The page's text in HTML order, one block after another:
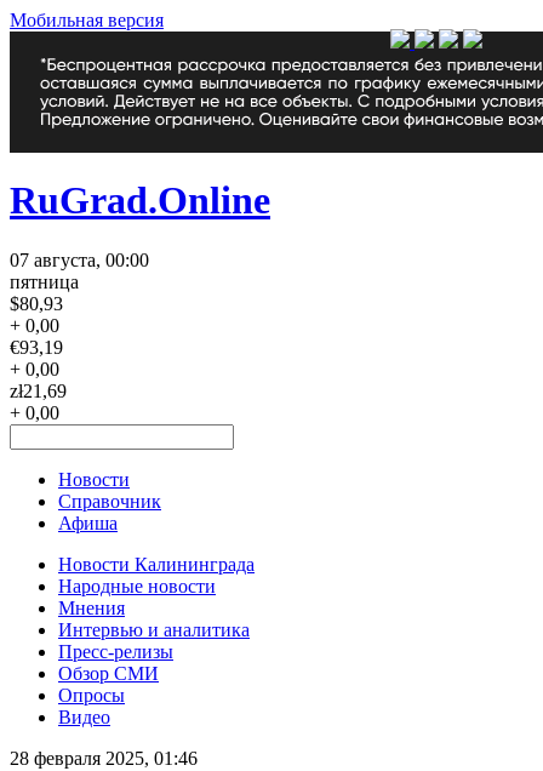
Мобильная версия
RuGrad.Online
07 августа, 00:00
пятница
$80,93
+ 0,00
€93,19
+ 0,00
zł21,69
+ 0,00
Новости
Справочник
Афиша
Новости Калининграда
Народные новости
Мнения
Интервью и аналитика
Пресс-релизы
Обзор СМИ
Опросы
Видео
28 февраля 2025, 01:46